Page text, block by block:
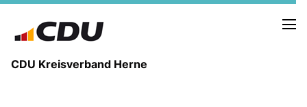
CDU Kreisverband Herne